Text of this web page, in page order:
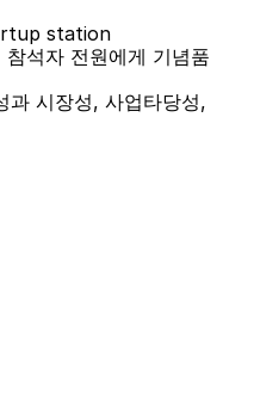
station
석자 전원에게 기념품
과 시장성, 사업타당성,